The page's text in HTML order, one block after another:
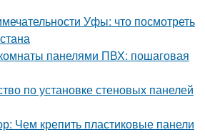
Уфы: что посмотреть
панелями ПВХ: пошаговая
по установке стеновых панелей
Чем крепить пластиковые панели